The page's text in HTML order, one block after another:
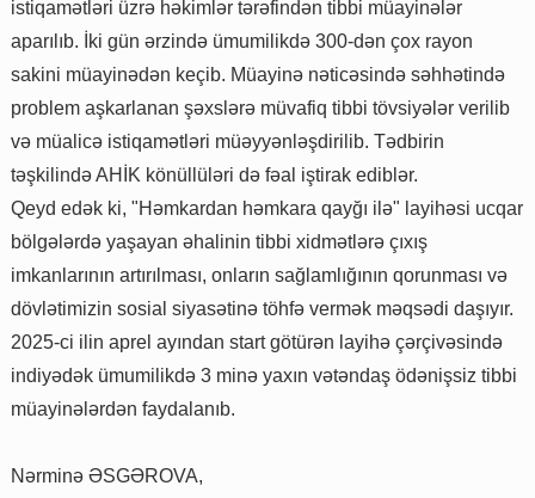
istiqamətləri üzrə həkimlər tərəfindən tibbi müayinələr
aparılıb. İki gün ərzində ümumilikdə 300-dən çox rayon
sakini müayinədən keçib. Müayinə nəticəsində səhhətində
problem aşkarlanan şəxslərə müvafiq tibbi tövsiyələr verilib
və müalicə istiqamətləri müəyyənləşdirilib. Tədbirin
təşkilində AHİK könüllüləri də fəal iştirak ediblər.
Qeyd edək ki, "Həmkardan həmkara qayğı ilə" layihəsi ucqar
bölgələrdə yaşayan əhalinin tibbi xidmətlərə çıxış
imkanlarının artırılması, onların sağlamlığının qorunması və
dövlətimizin sosial siyasətinə töhfə vermək məqsədi daşıyır.
2025-ci ilin aprel ayından start götürən layihə çərçivəsində
indiyədək ümumilikdə 3 minə yaxın vətəndaş ödənişsiz tibbi
müayinələrdən faydalanıb.
Nərminə ƏSGƏROVA,